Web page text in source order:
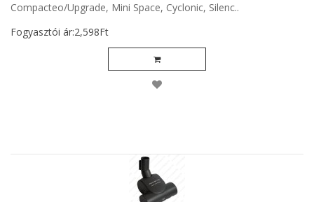
Compacteo/Upgrade, Mini Space, Cyclonic, Silenc..
Fogyasztói ár:2,598Ft